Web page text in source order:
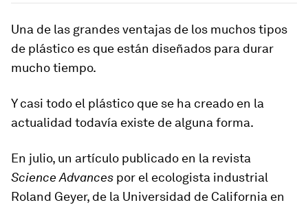
Una de las grandes ventajas de los muchos tipos
de plástico es que están diseñados para durar
mucho tiempo.
Y casi todo el plástico que se ha creado en la
actualidad todavía existe de alguna forma.
En julio, un artículo publicado en la revista
Science Advances por el ecologista industrial
Roland Geyer, de la Universidad de California en